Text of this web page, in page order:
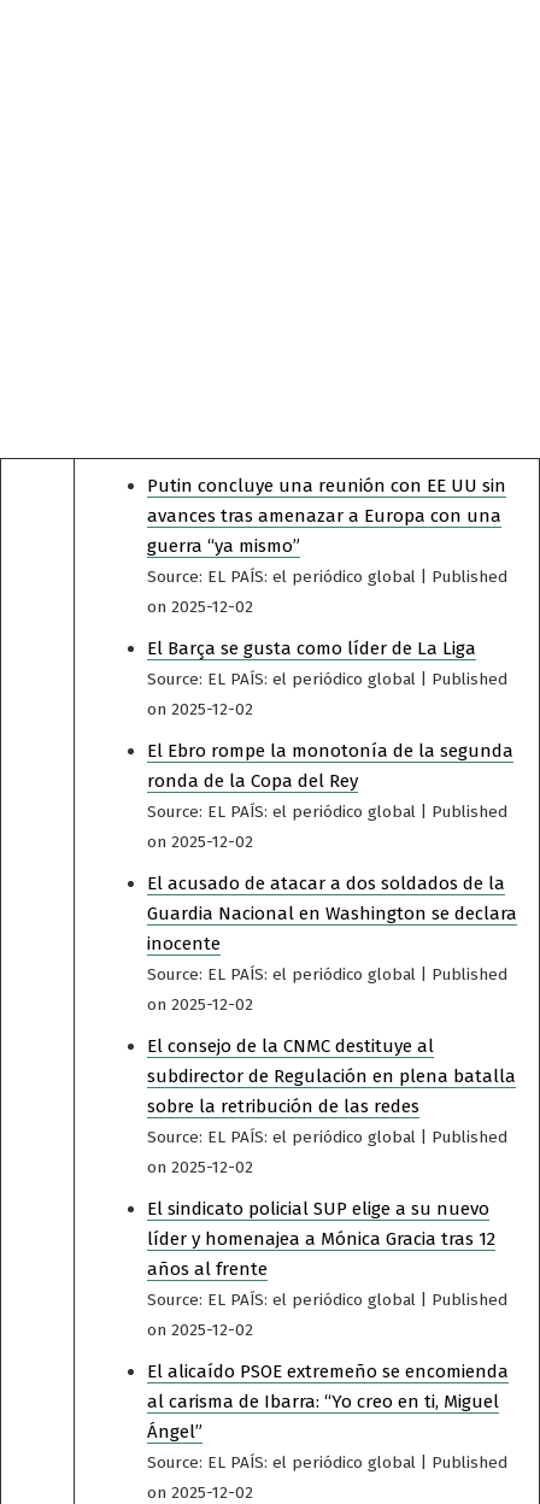
Putin concluye una reunión con EE UU sin
avances tras amenazar a Europa con una
guerra “ya mismo”
Source: EL PAÍS: el periódico global
Published
on 2025-12-02
El Barça se gusta como líder de La Liga
Source: EL PAÍS: el periódico global
Published
on 2025-12-02
El Ebro rompe la monotonía de la segunda
ronda de la Copa del Rey
Source: EL PAÍS: el periódico global
Published
on 2025-12-02
El acusado de atacar a dos soldados de la
Guardia Nacional en Washington se declara
inocente
Source: EL PAÍS: el periódico global
Published
on 2025-12-02
El consejo de la CNMC destituye al
subdirector de Regulación en plena batalla
sobre la retribución de las redes
Source: EL PAÍS: el periódico global
Published
on 2025-12-02
El sindicato policial SUP elige a su nuevo
líder y homenajea a Mónica Gracia tras 12
años al frente
Source: EL PAÍS: el periódico global
Published
on 2025-12-02
El alicaído PSOE extremeño se encomienda
al carisma de Ibarra: “Yo creo en ti, Miguel
Ángel”
Source: EL PAÍS: el periódico global
Published
on 2025-12-02